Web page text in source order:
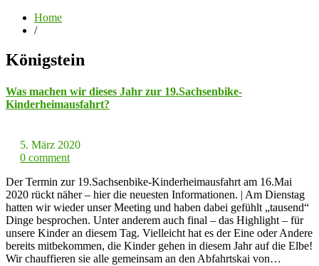
Home
/
Königstein
Was machen wir dieses Jahr zur 19.Sachsenbike-
Kinderheimausfahrt?
5. März 2020
0 comment
Der Termin zur 19.Sachsenbike-Kinderheimausfahrt am 16.Mai
2020 rückt näher – hier die neuesten Informationen. | Am Dienstag
hatten wir wieder unser Meeting und haben dabei gefühlt „tausend“
Dinge besprochen. Unter anderem auch final – das Highlight – für
unsere Kinder an diesem Tag. Vielleicht hat es der Eine oder Andere
bereits mitbekommen, die Kinder gehen in diesem Jahr auf die Elbe!
Wir chauffieren sie alle gemeinsam an den Abfahrtskai von…